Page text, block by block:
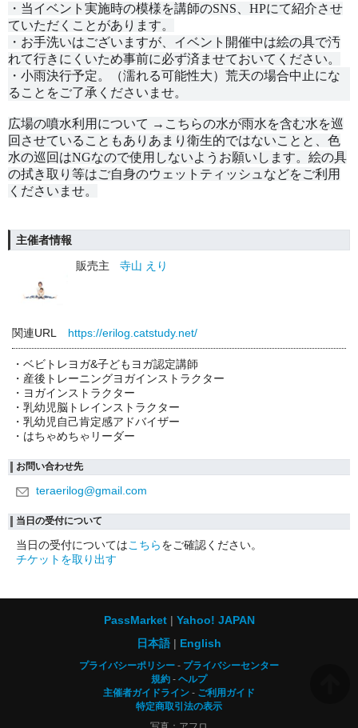
・当イベント実施時の模様を講師のSNS、HPにて紹介させ
ていただくことがあります。
・お手洗いはございますが、イベント開催中は絵の具で汚
れて行きにくいため事前に必ず済ませておいてください。
・小雨決行予定。（濡れる可能性大）荒天の場合中止にな
ることをご了承くださいませ。
広場の噴水利用について →こちらの水が雨水を含む水を巡
回させていることもありあまり衛生的ではないことと、色
水の巡回はNGなので使用しないようお願いします。絵の具
の拭き取り等はご自身のウェットティッシュなどをご利用
くださいませ。
主催者情報
販売主
寺山 えり
関連URL https://erilog.catstudy.net/
・ベビトレヨガ&子どもヨガ認定講師
・産後トレーニングヨガインストラクター
・ヨガインストラクター
・乳幼児脳トレインストラクター
・乳幼児自己肯定感アドバイザー
・はちゃめちゃリーダー
お問い合わせ先
teraerilog@gmail.com
当日の受付について
当日の受付についてはこちらをご確認ください。
チケットを取り出す
PassMarket
Yahoo! JAPAN
日本語
English
プライバシーポリシー
プライバシーセンター
規約
ヘルプ
主催者ガイドライン
ご利用ガイド
特定商取引法の表示